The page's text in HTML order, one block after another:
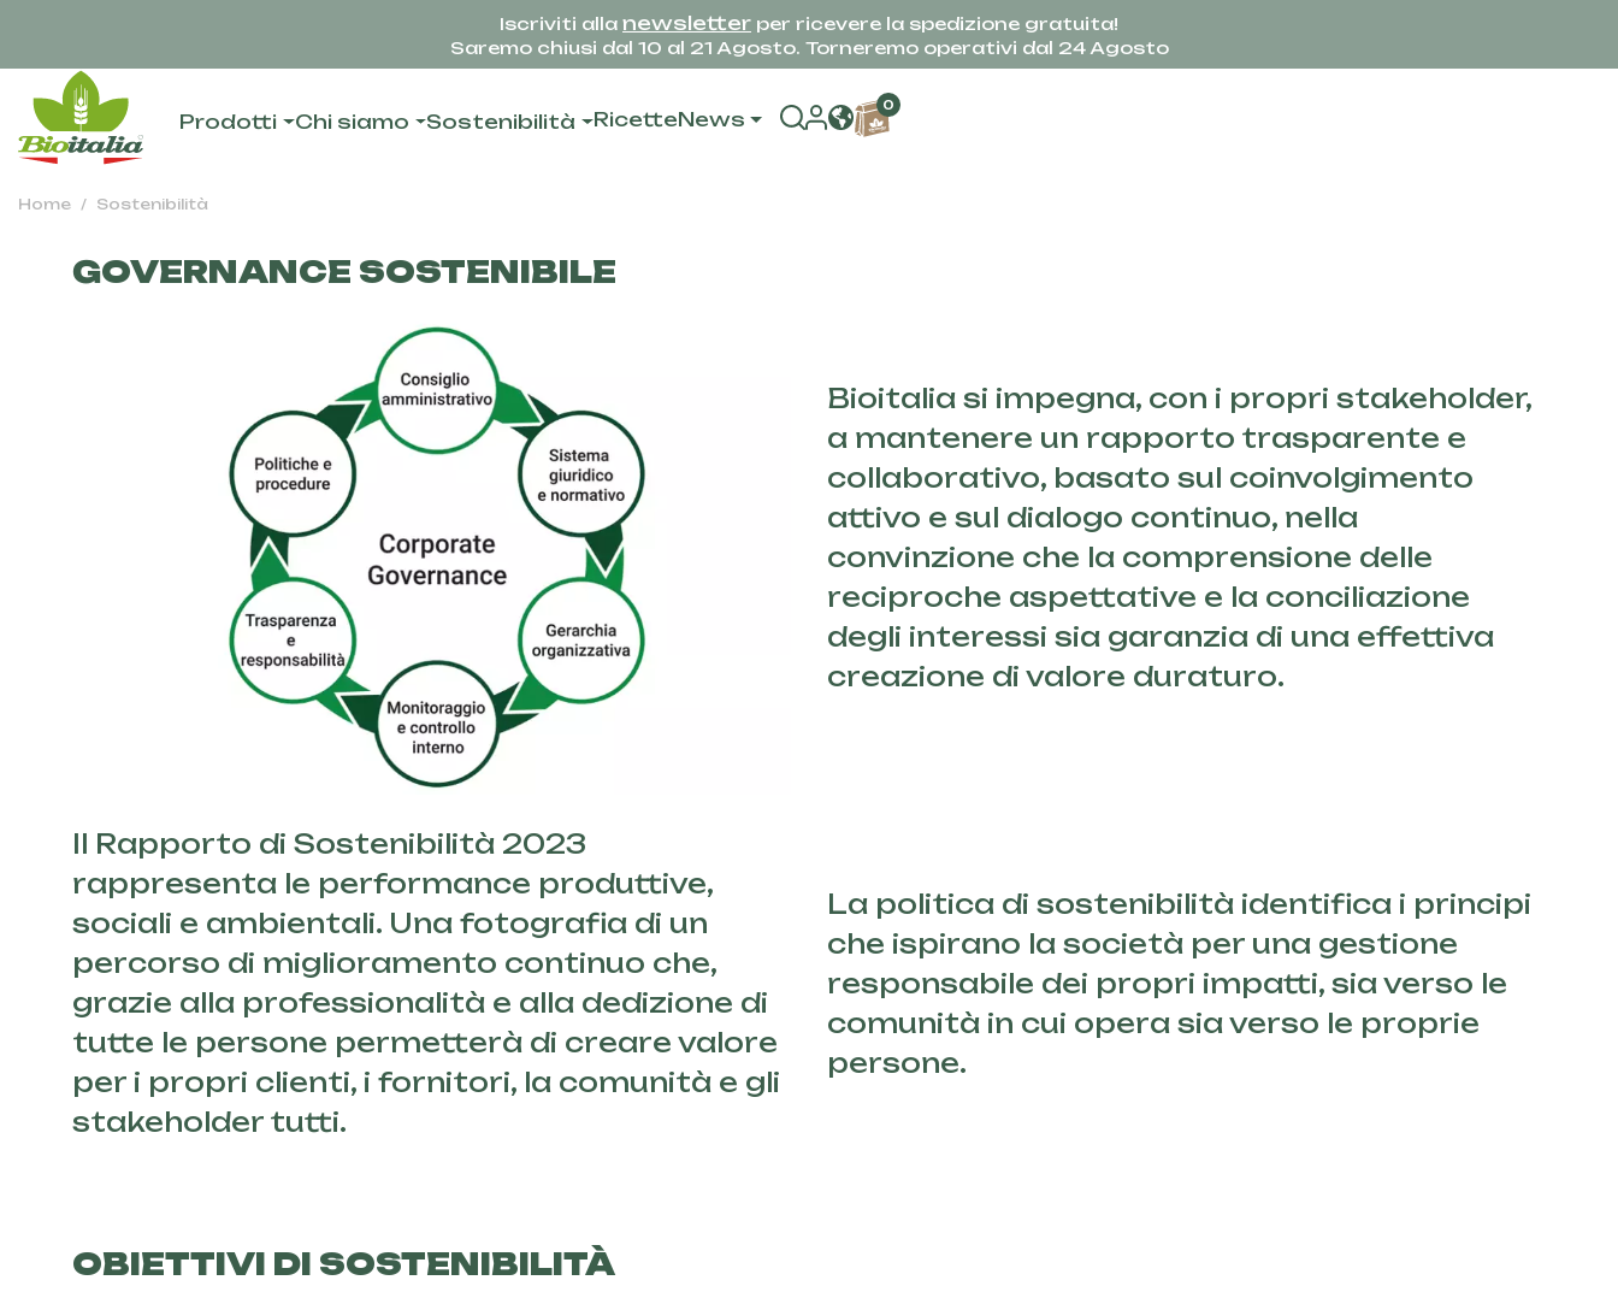
Iscriviti alla newsletter per ricevere la spedizione gratuita!
Saremo chiusi dal 10 al 21 Agosto. Torneremo operativi dal 24 Agosto
Prodotti Chi siamo Sostenibilità RicetteNews
0
Home Sostenibilità
GOVERNANCE SOSTENIBILE
Bioitalia si impegna, con i propri stakeholder,
a mantenere un rapporto trasparente e
collaborativo, basato sul coinvolgimento
attivo e sul dialogo continuo, nella
convinzione che la comprensione delle
reciproche aspettative e la conciliazione
degli interessi sia garanzia di una effettiva
creazione di valore duraturo.
Il Rapporto di Sostenibilità 2023
rappresenta le performance produttive,
sociali e ambientali. Una fotografia di un
percorso di miglioramento continuo che,
grazie alla professionalità e alla dedizione di
tutte le persone permetterà di creare valore
per i propri clienti, i fornitori, la comunità e gli
stakeholder tutti.
La politica di sostenibilità identifica i principi
che ispirano la società per una gestione
responsabile dei propri impatti, sia verso le
comunità in cui opera sia verso le proprie
persone.
OBIETTIVI DI SOSTENIBILITÀ